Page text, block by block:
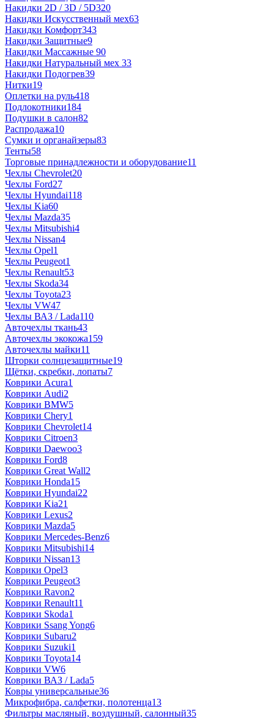
Накидки 2D / 3D / 5D320
Накидки Искусственный мех63
Накидки Комфорт343
Накидки Защитные9
Накидки Массажные 90
Накидки Натуральный мех 33
Накидки Подогрев39
Нитки19
Оплетки на руль418
Подлокотники184
Подушки в салон82
Распродажа10
Сумки и органайзеры83
Тенты58
Торговые принадлежности и оборудование11
Чехлы Chevrolet20
Чехлы Ford27
Чехлы Hyundai118
Чехлы Kia60
Чехлы Mazda35
Чехлы Mitsubishi4
Чехлы Nissan4
Чехлы Opel1
Чехлы Peugeot1
Чехлы Renault53
Чехлы Skoda34
Чехлы Toyota23
Чехлы VW47
Чехлы ВАЗ / Lada110
Авточехлы ткань43
Авточехлы экокожа159
Авточехлы майки11
Шторки солнцезащитные19
Щётки, скребки, лопаты7
Коврики Acura1
Коврики Audi2
Коврики BMW5
Коврики Chery1
Коврики Chevrolet14
Коврики Citroen3
Коврики Daewoo3
Коврики Ford8
Коврики Great Wall2
Коврики Honda15
Коврики Hyundai22
Коврики Kia21
Коврики Lexus2
Коврики Mazda5
Коврики Mercedes-Benz6
Коврики Mitsubishi14
Коврики Nissan13
Коврики Opel3
Коврики Peugeot3
Коврики Ravon2
Коврики Renault11
Коврики Skoda1
Коврики Ssang Yong6
Коврики Subaru2
Коврики Suzuki1
Коврики Toyota14
Коврики VW6
Коврики ВАЗ / Lada5
Ковры универсальные36
Микрофибра, салфетки, полотенца13
Фильтры масляный, воздушный, салонный35